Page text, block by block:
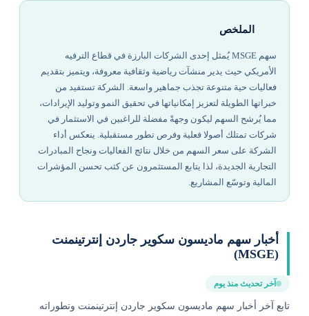
الملخص
سهم MSGE يُمثل إحدى الشركات البارزة في قطاع الترفيه
الأمريكي حيث يدير منشآت رياضية وثقافية معروفة، ويتميز بتقديم
فعاليات حية متنوعة تجذب جماهير واسعة. الشركة تستفيد من
خبراتها الطويلة لتعزيز إمكانياتها في تحقيق النمو وتوليد الإيرادات،
مما يُرشح السهم ليكون وجهةً مفضلة للراغبين في الاستثمار في
شركات تمتلك أصولا فعلية وفرص تطور مستقبلية. ينعكس أداء
الشركة على سعر السهم من خلال نتائج الفعاليات ونجاح المبادرات
التجارية الجديدة، لذا يتابع المستثمرون عن كثب تحسن المؤشرات
المالية وتوسّع المشاريع.
أخبار سهم ماديسون سكوير جاردن إنترتينمنت
(MSGE)
آخر تحديث منذ يوم
تابع آخر أخبار سهم ماديسون سكوير جاردن إنترتينمنت وتطوراته